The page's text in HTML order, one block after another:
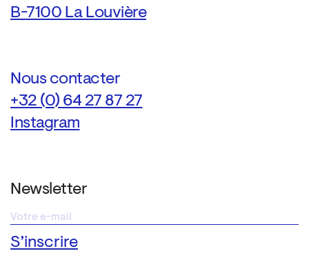
B-7100 La Louvière
Nous contacter
+32 (0) 64 27 87 27
Instagram
Newsletter